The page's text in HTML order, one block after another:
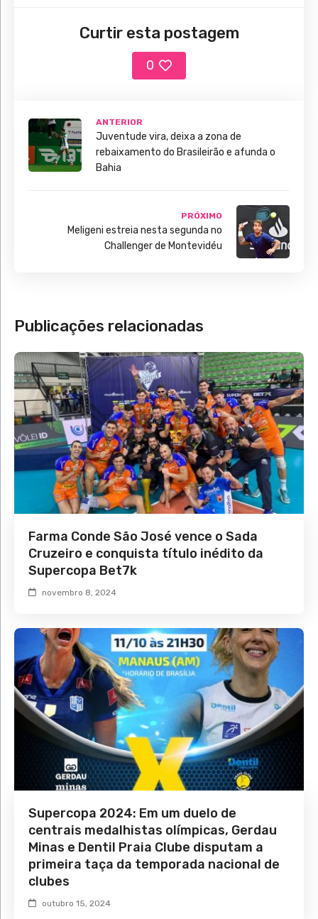
Curtir esta postagem
0
ANTERIOR
Juventude vira, deixa a zona de
rebaixamento do Brasileirão e afunda o
Bahia
PRÓXIMO
Meligeni estreia nesta segunda no
Challenger de Montevidéu
Publicações relacionadas
Farma Conde São José vence o Sada
Cruzeiro e conquista título inédito da
Supercopa Bet7k
novembro 8, 2024
Supercopa 2024: Em um duelo de
centrais medalhistas olímpicas, Gerdau
Minas e Dentil Praia Clube disputam a
primeira taça da temporada nacional de
clubes
outubro 15, 2024